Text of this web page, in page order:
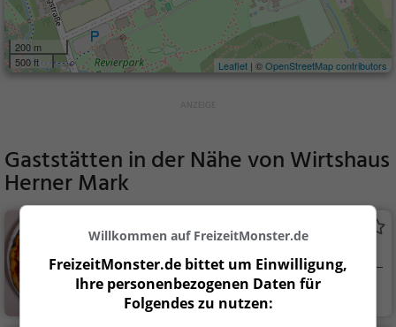
200 m
500 ft
Leaflet | ©OpenStreetMap contributors
Gaststätten in der Nähe vonWirtshaus
Herner Mark
Pizzeria La Piccola
Herne
Restaurant, Pizza,
Abendessen, Italienis
Willkommen auf FreizeitMonster.de
FreizeitMonster.de bittet um Einwilligung,
Ihre personenbezogenen Daten für
Folgendes zu nutzen: